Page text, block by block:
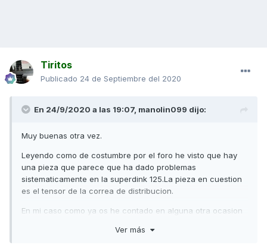
Tiritos
Publicado 24 de Septiembre del 2020
En 24/9/2020 a las 19:07, manolin099 dijo:
Muy buenas otra vez.
Leyendo como de costumbre por el foro he visto que hay
una pieza que parece que ha dado problemas
sistematicamente en la superdink 125.La pieza en cuestion
es el tensor de la correa de distribucion.
En mi caso como ya os he contado en alguna otra ocasion
normales (cambio de aceite ,filtros varios ,bujia ,correa
Ver más